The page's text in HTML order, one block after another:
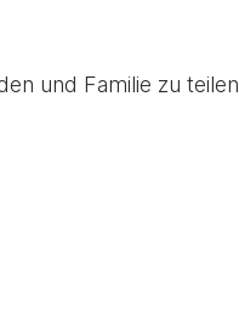
und Familie zu teilen